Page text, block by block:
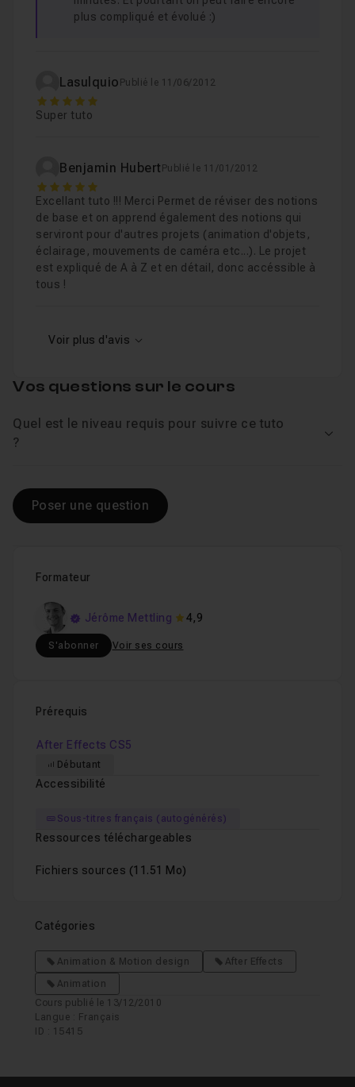
plus compliqué et évolué :)
Lasulquio Publié le 11/06/2012
5
Super tuto
Benjamin Hubert Publié le 11/01/2012
5
Excellant tuto !!! Merci Permet de réviser des notions
de base et on apprend également des notions qui
serviront pour d'autres projets (animation d'objets,
éclairage, mouvements de caméra etc...). Le projet
est expliqué de A à Z et en détail, donc accéssible à
tous !
Voir plus d'avis
Formateur
Jérôme Mettling 4,9
S'abonner Voir ses cours
Prérequis
After Effects CS5
Débutant
Accessibilité
Sous-titres français (autogénérés)
Ressources téléchargeables
Fichiers sources (11.51 Mo)
Catégories
Animation & Motion design
After Effects
Animation
Cours publié le 13/12/2010
Langue : Français
ID : 15415
Vos questions sur le cours
Quel est le niveau requis pour suivre ce tuto
?
Poser une question